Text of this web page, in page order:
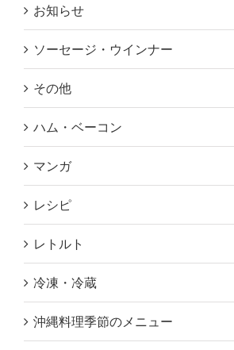
お知らせ
ソーセージ・ウインナー
その他
ハム・ベーコン
マンガ
レシピ
レトルト
冷凍・冷蔵
沖縄料理季節のメニュー